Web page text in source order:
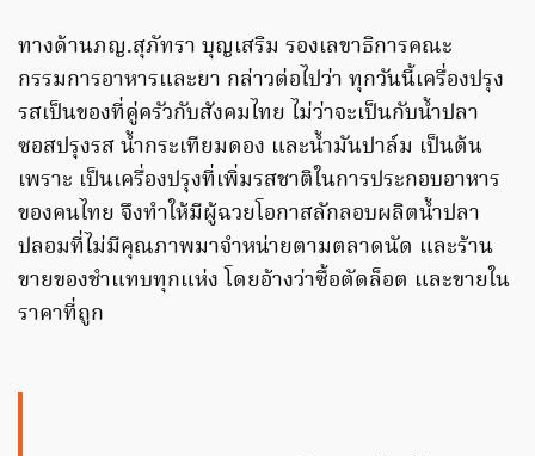
ทางด้านภญ.สุภัทรา บุญเสริม รองเลขาธิการคณะ
กรรมการอาหารและยา กล่าวต่อไปว่า ทุกวันนี้เครื่องปรุง
รสเป็นของที่คู่ครัวกับสังคมไทย ไม่ว่าจะเป็นกับน้ำปลา
ซอสปรุงรส น้ำกระเทียมดอง และน้ำมันปาล์ม เป็นต้น
เพราะ เป็นเครื่องปรุงที่เพิ่มรสชาติในการประกอบอาหาร
ของคนไทย จึงทำให้มีผู้ฉวยโอกาสลักลอบผลิตน้ำปลา
ปลอมที่ไม่มีคุณภาพมาจำหน่ายตามตลาดนัด และร้าน
ขายของชำแทบทุกแห่ง โดยอ้างว่าซื้อตัดล็อต และขายใน
ราคาที่ถูก